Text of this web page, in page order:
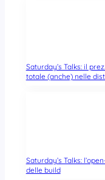
Saturday’s Talks: il
totale (anche) nelle
Saturday’s Talks:
delle build